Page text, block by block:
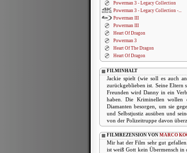
Powerman 3 - Legacy Collection
Powerman 3 - Legacy Collection -...
Powerman III
Powerman III
Heart Of Dragon
Powerman 3
Heart Of The Dragon
Heart Of Dragon
FILMINHALT
Jackie spielt (wie soll es auch
zurückgeblieben ist. Seine Eltern
Freunden wird Danny in ein
haben. Die Kriminellen wollen
Diamanten besorgen, um sie
und Selbstjustiz ausüben und
von der Polizeitruppe davon
FILMREZENSION VON MARCO
Mir hat der Film sehr gut
ist weiß Gott kein Übermensch in